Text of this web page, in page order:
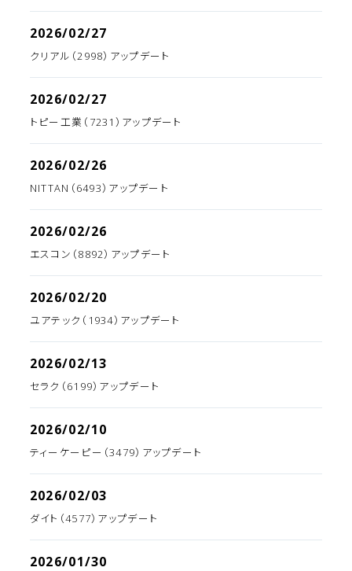
2026/02/27
クリアル（2998）アップデート
2026/02/27
トピー工業（7231）アップデート
2026/02/26
NITTAN（6493）アップデート
2026/02/26
エスコン（8892）アップデート
2026/02/20
ユアテック（1934）アップデート
2026/02/13
セラク（6199）アップデート
2026/02/10
ティーケーピー（3479）アップデート
2026/02/03
ダイト（4577）アップデート
2026/01/30